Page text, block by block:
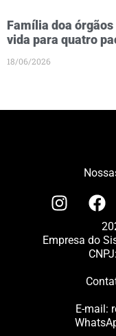
Família doa
vida para quatro
18/06/2026
Empresa do
E-mail: